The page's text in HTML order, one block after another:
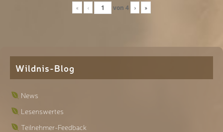
« ‹ von 4 › »
Wildnis-Blog
News
Lesenswertes
Teilnehmer-Feedback